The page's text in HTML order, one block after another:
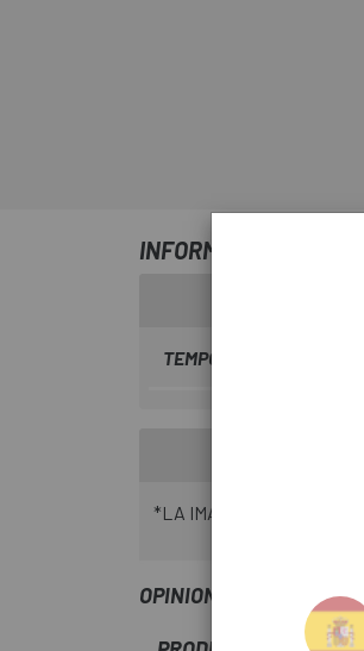
INFORMACIÓN
TEMPORADA
*LA IMAGEN PUEDE NO
OPINIONES